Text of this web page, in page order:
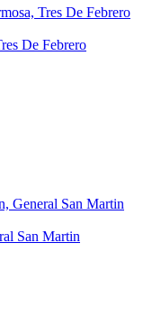
De Febrero
San Martin